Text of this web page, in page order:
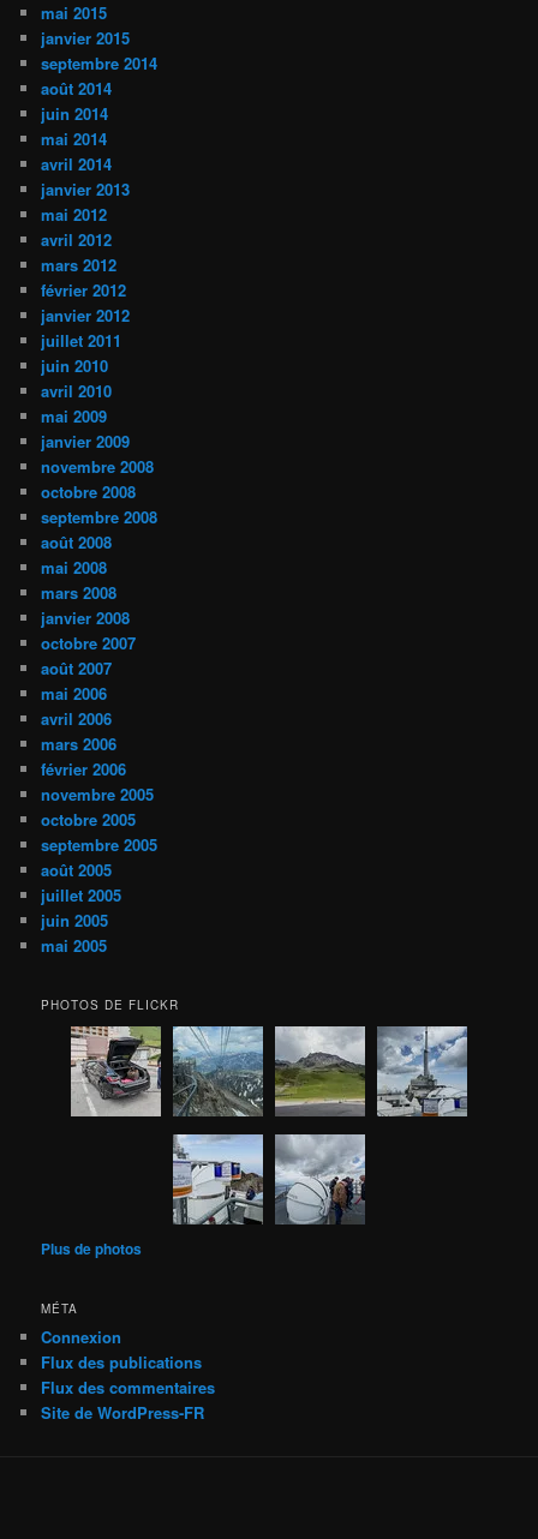
mai 2015
janvier 2015
septembre 2014
août 2014
juin 2014
mai 2014
avril 2014
janvier 2013
mai 2012
avril 2012
mars 2012
février 2012
janvier 2012
juillet 2011
juin 2010
avril 2010
mai 2009
janvier 2009
novembre 2008
octobre 2008
septembre 2008
août 2008
mai 2008
mars 2008
janvier 2008
octobre 2007
août 2007
mai 2006
avril 2006
mars 2006
février 2006
novembre 2005
octobre 2005
septembre 2005
août 2005
juillet 2005
juin 2005
mai 2005
PHOTOS DE FLICKR
Plus de photos
MÉTA
Connexion
Flux des publications
Flux des commentaires
Site de WordPress-FR